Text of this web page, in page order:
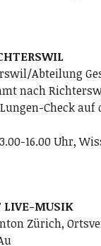
Abteilung
nach
Check auf
16.00 Uhr,
LIVE-MUSIK
Zürich,